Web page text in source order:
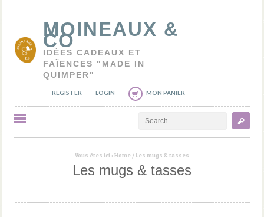
MOINEAUX &
CO
IDÉES CADEAUX ET
FAÏENCES "MADE IN
QUIMPER"
REGISTER LOGIN MON PANIER
Vous êtes ici : Home /Les mugs & tasses
Les mugs & tasses